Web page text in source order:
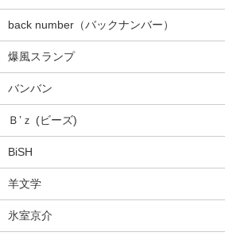
back number（バックナンバー）
爆風スランプ
バンバン
Ｂ’ｚ (ビーズ)
BiSH
羊文学
氷室京介